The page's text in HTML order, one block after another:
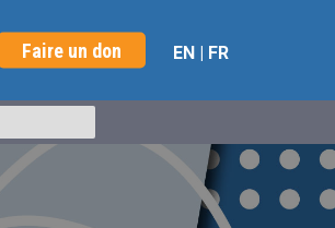
Faire un don EN | FR